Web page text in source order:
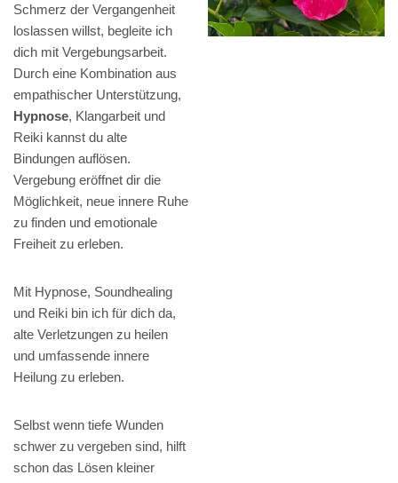
Schmerz der Vergangenheit
loslassen willst, begleite ich
dich mit Vergebungsarbeit.
Durch eine Kombination aus
empathischer Unterstützung,
Hypnose, Klangarbeit und
Reiki kannst du alte
Bindungen auflösen.
Vergebung eröffnet dir die
Möglichkeit, neue innere Ruhe
zu finden und emotionale
Freiheit zu erleben.
Mit Hypnose, Soundhealing
und Reiki bin ich für dich da,
alte Verletzungen zu heilen
und umfassende innere
Heilung zu erleben.
Selbst wenn tiefe Wunden
schwer zu vergeben sind, hilft
schon das Lösen kleiner